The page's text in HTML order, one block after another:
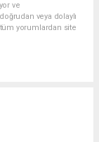
ve
veya dolaylı
yorumlardan site